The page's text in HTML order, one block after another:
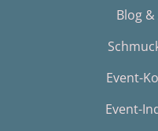
Blog
Event-
Event-